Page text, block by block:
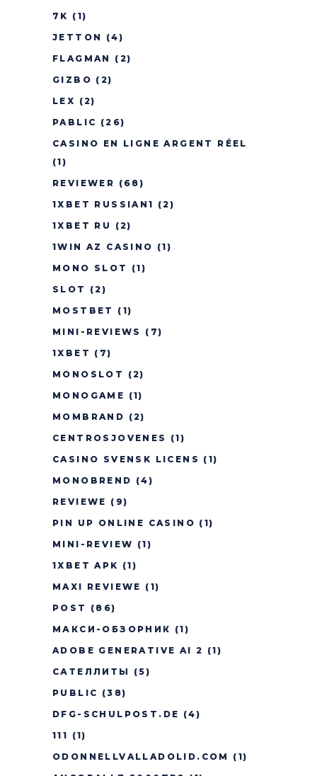
7K (1)
JETTON
(4)
FLAGMAN
(2)
GIZBO (2)
LEX (2)
PABLIC (26)
CASINO EN LIGNE ARGENT RÉEL
(1)
REVIEWER (68)
1XBET RUSSIAN1 (2)
1XBET RU
(2)
1WIN AZ CASINO (1)
MONO SLOT
(1)
SLOT
(2)
MOSTBET
(1)
MINI-REVIEWS
(7)
1XBET (7)
MONOSLOT
(2)
MONOGAME (1)
MOMBRAND (2)
CENTROSJOVENES
(1)
CASINO SVENSK LICENS (1)
MONOBREND (4)
REVIEWE (9)
PIN UP ONLINE CASINO (1)
MINI-REVIEW (1)
1XBET APK (1)
MAXI REVIEWE (1)
POST
(86)
МАКСИ-ОБЗОРНИК (1)
ADOBE GENERATIVE AI 2 (1)
САТЕЛЛИТЫ
(5)
PUBLIC (38)
DFG-SCHULPOST.DE (4)
111 (1)
ODONNELLVALLADOLID.COM
(1)